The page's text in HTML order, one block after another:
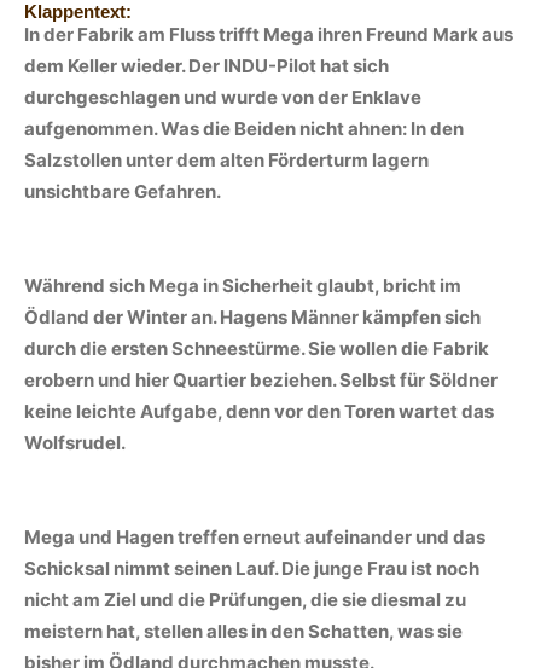
Klappentext:
In der Fabrik am Fluss trifft Mega ihren Freund Mark aus
dem Keller wieder. Der INDU-Pilot hat sich
durchgeschlagen und wurde von der Enklave
aufgenommen. Was die Beiden nicht ahnen: In den
Salzstollen unter dem alten Förderturm lagern
unsichtbare Gefahren.
Während sich Mega in Sicherheit glaubt, bricht im
Ödland der Winter an. Hagens Männer kämpfen sich
durch die ersten Schneestürme. Sie wollen die Fabrik
erobern und hier Quartier beziehen. Selbst für Söldner
keine leichte Aufgabe, denn vor den Toren wartet das
Wolfsrudel.
Mega und Hagen treffen erneut aufeinander und das
Schicksal nimmt seinen Lauf. Die junge Frau ist noch
nicht am Ziel und die Prüfungen, die sie diesmal zu
meistern hat, stellen alles in den Schatten, was sie
bisher im Ödland durchmachen musste.